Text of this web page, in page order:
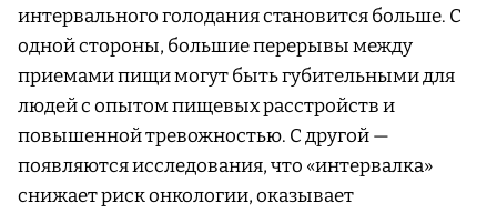
интервального голодания становится больше. С
одной стороны, большие перерывы между
приемами пищи могут быть губительными для
людей с опытом пищевых расстройств и
повышенной тревожностью. С другой —
появляются исследования, что «интервалка»
снижает риск онкологии, оказывает